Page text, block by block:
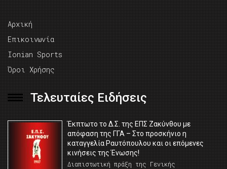
Αρχική
Επικοινωνία
Ionian Sports
Όροι Χρήσης
Τελευταίες Ειδήσεις
Έκπτωτο το Δ.Σ. της ΕΠΣ Ζακύνθου με
απόφαση της ΓΓΑ – Στο προσκήνιο η
καταγγελία Ραυτόπουλου και οι επόμενες
κινήσεις της Ένωσης!
Διαπιστωτική πράξη της Γενικής